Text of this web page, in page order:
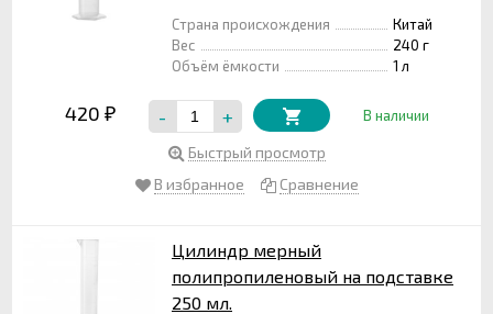
Страна происхождения
Китай
Вес
240 г
Объём ёмкости
1 л
420 ₽ - + В наличии
Быстрый просмотр
В избранное
Сравнение
Цилиндр мерный
полипропиленовый на подставке
250 мл.